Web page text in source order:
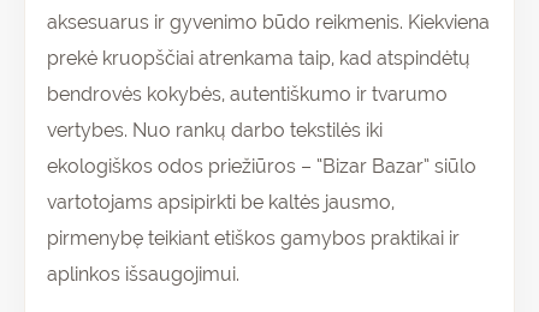
aksesuarus ir gyvenimo būdo reikmenis. Kiekviena
prekė kruopščiai atrenkama taip, kad atspindėtų
bendrovės kokybės, autentiškumo ir tvarumo
vertybes. Nuo rankų darbo tekstilės iki
ekologiškos odos priežiūros – “Bizar Bazar” siūlo
vartotojams apsipirkti be kaltės jausmo,
pirmenybę teikiant etiškos gamybos praktikai ir
aplinkos išsaugojimui.